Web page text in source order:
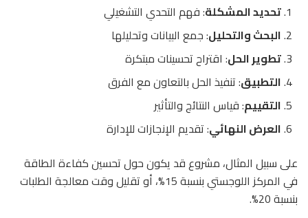
تحديد المشكلة: فهم التحدي التشغيلي
البحث والتحليل: جمع البيانات وتحليلها
تطوير الحل: اقتراح تحسينات مبتكرة
التطبيق: تنفيذ الحل بالتعاون مع الفرق
التقييم: قياس النتائج والتأثير
العرض النهائي: تقديم الإنجازات للإدارة
على سبيل المثال، مشروع قد يكون حول تحسين كفاءة الطاقة
في المركز اللوجستي بنسبة 15%، أو تقليل وقت معالجة الطلبات
بنسبة 20%.